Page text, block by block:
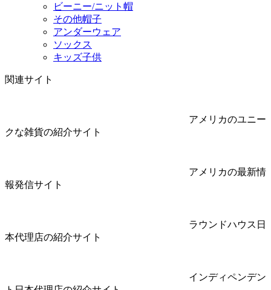
ビーニー/ニット帽
その他帽子
アンダーウェア
ソックス
キッズ子供
関連サイト
アメリカのユニー
クな雑貨の紹介サイト
アメリカの最新情
報発信サイト
ラウンドハウス日
本代理店の紹介サイト
インディペンデン